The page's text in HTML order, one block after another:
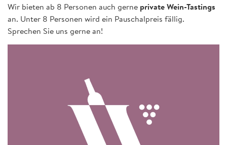
Wir bieten ab 8 Personen auch gerne private Wein-Tastings
an. Unter 8 Personen wird ein Pauschalpreis fällig.
Sprechen Sie uns gerne an!